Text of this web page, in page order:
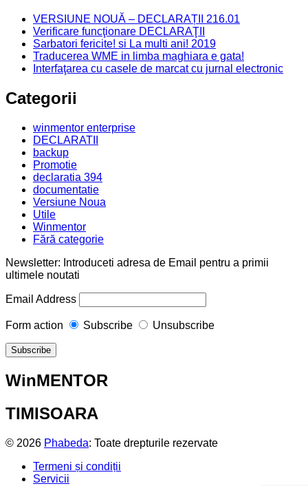
VERSIUNE NOUĂ – DECLARAȚII 216.01
Verificare funcţionare DECLARAŢII
Sarbatori fericite! si La multi ani! 2019
Traducerea WME in limba maghiara e gata!
Interfaţarea cu casele de marcat cu jurnal electronic
Categorii
winmentor enterprise
DECLARATII
backup
Promotie
declaratia 394
documentatie
Versiune Noua
Utile
Winmentor
Fără categorie
Newsletter: Introduceti adresa de Email pentru a primii
ultimele noutati
Email Address
Form action Subscribe Unsubscribe
WinMENTOR
TIMISOARA
© 2026 Phabeda: Toate drepturile rezervate
Termeni și condiții
Servicii